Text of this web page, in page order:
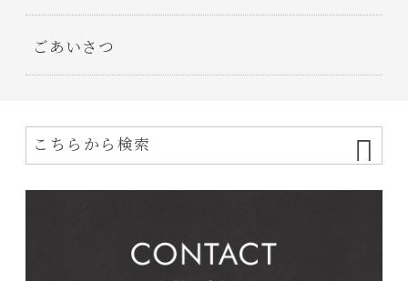
ごあいさつ